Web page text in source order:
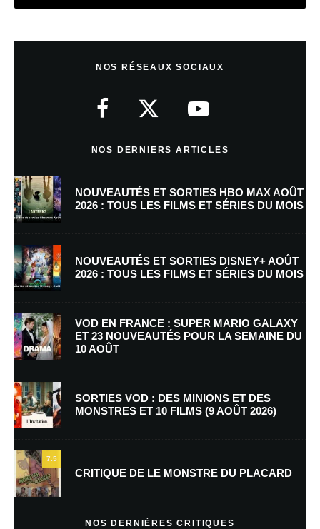
Nom*
E-mail*
Enregistrer mon nom, mon e-mail et mon site dans le navigateur pour
mon prochain commentaire.
Prévenez-moi de tous les nouveaux commentaires par e-mail.
Prévenez-moi de tous les nouveaux articles par e-mail.
NOS RÉSEAUX SOCIAUX
NOS DERNIERS ARTICLES
NOUVEAUTÉS ET SORTIES HBO MAX AOÛT
2026 : TOUS LES FILMS ET SÉRIES DU MOIS
NOUVEAUTÉS ET SORTIES DISNEY+ AOÛT
2026 : TOUS LES FILMS ET SÉRIES DU MOIS
VOD EN FRANCE : SUPER MARIO GALAXY
ET 23 NOUVEAUTÉS POUR LA SEMAINE DU
10 AOÛT
SORTIES VOD : DES MINIONS ET DES
MONSTRES ET 10 FILMS (9 AOÛT 2026)
7.5
CRITIQUE DE LE MONSTRE DU PLACARD
NOS DERNIÈRES CRITIQUES